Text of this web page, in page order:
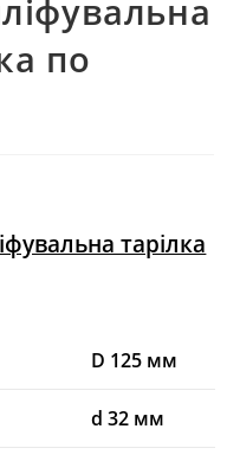
по
тарілка
D 125 мм
d 32 мм